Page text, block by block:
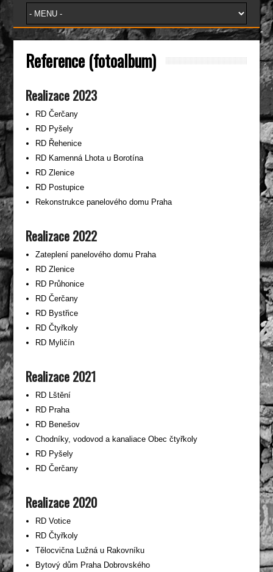
Reference (fotoalbum)
Realizace 2023
RD Čerčany
RD Pyšely
RD Řehenice
RD Kamenná Lhota u Borotína
RD Zlenice
RD Postupice
Rekonstrukce panelového domu Praha
Realizace 2022
Zateplení panelového domu Praha
RD Zlenice
RD Průhonice
RD Čerčany
RD Bystřice
RD Čtyřkoly
RD Myličín
Realizace 2021
RD Lštění
RD Praha
RD Benešov
Chodníky, vodovod a kanaliace Obec čtyřkoly
RD Pyšely
RD Čerčany
Realizace 2020
RD Votice
RD Čtyřkoly
Tělocvična Lužná u Rakovníku
Bytový dům Praha Dobrovského